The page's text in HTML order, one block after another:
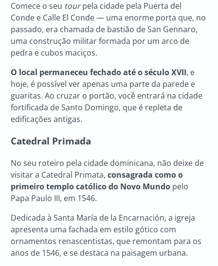
Comece o seu tourpela cidade pela Puerta del
Conde e Calle El Conde — uma enorme porta que, no
passado, era chamada de bastião de San Gennaro,
uma construção militar formada por um arco de
pedra e cubos maciços.
O local permaneceu fechado até o século XVII, e
hoje, é possível ver apenas uma parte da parede e
guaritas. Ao cruzar o portão, você entrará na cidade
fortificada de Santo Domingo, que é repleta de
edificações antigas.
Catedral Primada
No seu roteiro pela cidade dominicana, não deixe de
visitar a Catedral Primata,consagrada como o
primeiro templo católico do Novo Mundo pelo
Papa Paulo III, em 1546.
Dedicada à Santa María de la Encarnación, a igreja
apresenta uma fachada em estilo gótico com
ornamentos renascentistas, que remontam para os
anos de 1546, e se destaca na paisagem urbana.